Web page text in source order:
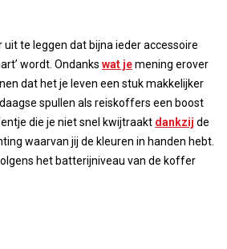
uit te leggen dat bijna ieder accessoire
wordt. Ondanks wat jemening erover
dat het je leven een stuk makkelijker
spullen als reiskoffers een boost
die je niet snel kwijtraakt dankzij de
waarvan jij de kleuren in handen hebt.
het batterijniveau van de koffer